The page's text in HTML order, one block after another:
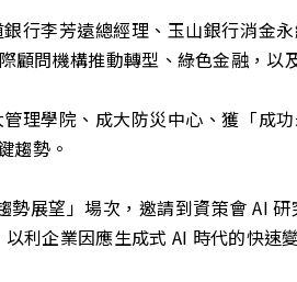
行李芳遠總經理、玉山銀行消金
問機構推動轉型、綠色金融，以
理學院、成大防災中心、獲「成
趨勢。
展望」場次，邀請到資策會 AI
利企業因應生成式 AI 時代的快速